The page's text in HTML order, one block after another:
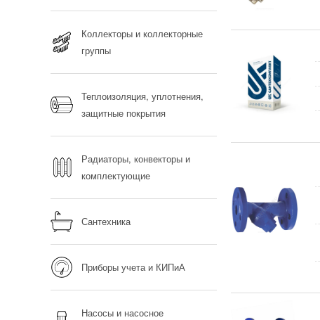
Коллекторы и коллекторные
группы
Теплоизоляция, уплотнения,
защитные покрытия
Радиаторы, конвекторы и
комплектующие
Сантехника
Приборы учета и КИПиА
Насосы и насосное